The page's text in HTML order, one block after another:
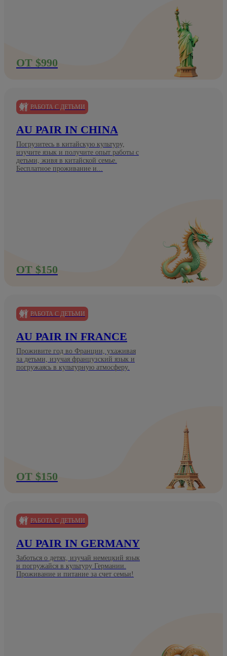
ОТ $990
РАБОТА С ДЕТЬМИ
AU PAIR IN CHINA
Погрузитесь в китайскую культуру,
изучите язык и получите опыт работы с
детьми, живя в китайской семье.
Бесплатное проживание и...
ОТ $150
РАБОТА С ДЕТЬМИ
AU PAIR IN FRANCE
Проживите год во Франции, ухаживая
за детьми, изучая французский язык и
погружаясь в культурную атмосферу.
ОТ $150
РАБОТА С ДЕТЬМИ
AU PAIR IN GERMANY
Заботься о детях, изучай немецкий язык
и погружайся в культуру Германии.
Проживание и питание за счет семьи!